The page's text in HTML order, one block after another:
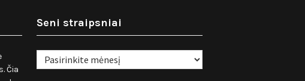
Čia
Seni straipsniai
Seni
straipsniai